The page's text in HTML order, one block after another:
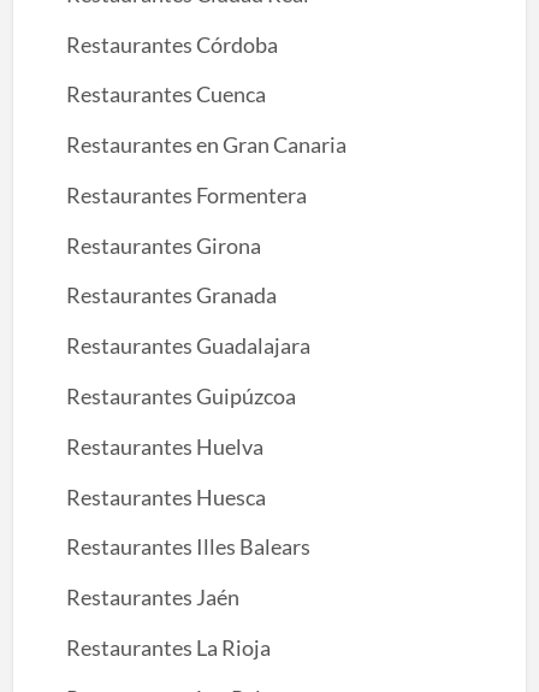
Restaurantes Córdoba
Restaurantes Cuenca
Restaurantes en Gran Canaria
Restaurantes Formentera
Restaurantes Girona
Restaurantes Granada
Restaurantes Guadalajara
Restaurantes Guipúzcoa
Restaurantes Huelva
Restaurantes Huesca
Restaurantes Illes Balears
Restaurantes Jaén
Restaurantes La Rioja